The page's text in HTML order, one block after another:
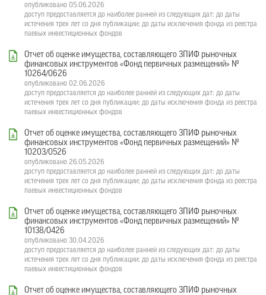
опубликовано 05.06.2026
доступ предоставляется до наиболее ранней из следующих дат: до даты
истечения трех лет со дня публикации; до даты исключения фонда из реестра
паевых инвестиционных фондов
Отчет об оценке имущества, составляющего ЗПИФ рыночных
финансовых инструментов «Фонд первичных размещений» №
10264/0626
опубликовано 02.06.2026
доступ предоставляется до наиболее ранней из следующих дат: до даты
истечения трех лет со дня публикации; до даты исключения фонда из реестра
паевых инвестиционных фондов
Отчет об оценке имущества, составляющего ЗПИФ рыночных
финансовых инструментов «Фонд первичных размещений» №
10203/0526
опубликовано 26.05.2026
доступ предоставляется до наиболее ранней из следующих дат: до даты
истечения трех лет со дня публикации; до даты исключения фонда из реестра
паевых инвестиционных фондов
Отчет об оценке имущества, составляющего ЗПИФ рыночных
финансовых инструментов «Фонд первичных размещений» №
10138/0426
опубликовано 30.04.2026
доступ предоставляется до наиболее ранней из следующих дат: до даты
истечения трех лет со дня публикации; до даты исключения фонда из реестра
паевых инвестиционных фондов
Отчет об оценке имущества, составляющего ЗПИФ рыночных